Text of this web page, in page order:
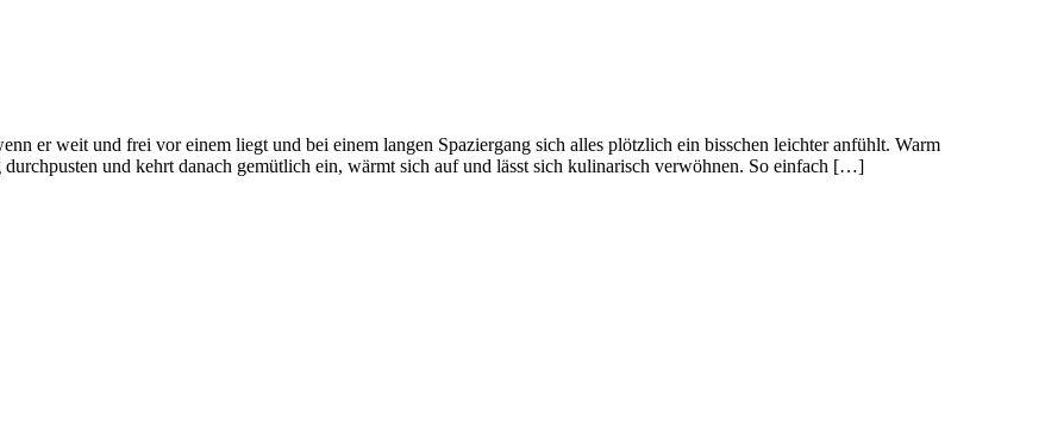
er weit und frei vor einem liegt und bei einem langen Spaziergang sich alles plötzlich ein bisschen leichter anfühlt. Warm
durchpusten und kehrt danach gemütlich ein, wärmt sich auf und lässt sich kulinarisch verwöhnen. So einfach […]